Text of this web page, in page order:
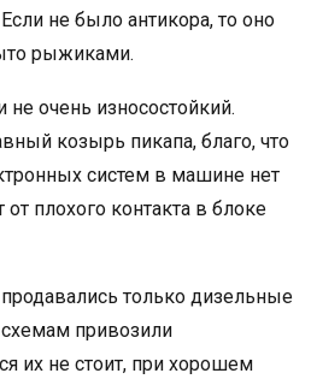
не было антикора, то оно
рыжиками.
очень износостойкий.
козырь пикапа, благо, что
систем в машине нет
плохого контакта в блоке
только дизельные
привозили
их не стоит, при хорошем